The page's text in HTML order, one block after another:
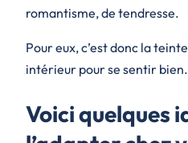
romantisme, de tendresse.
Pour eux, c’est donc la
intérieur pour se sentir bien.
Voici quelques